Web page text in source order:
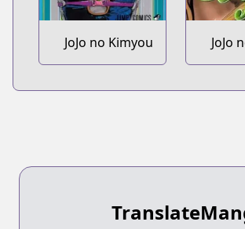
JoJo
na
JoJo no Kimyou
na Bouken Part